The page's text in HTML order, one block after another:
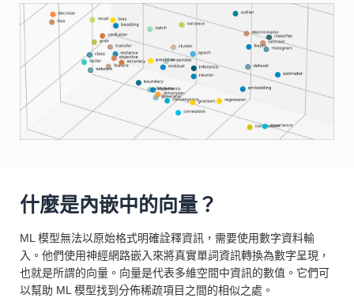
什麼是內嵌中的向量？
ML 模型無法以原始格式明確詮釋資訊，需要使用數字資料輸
入。他們使用神經網路嵌入來將真實單詞資訊轉換為數字呈現，
也就是所謂的向量。向量是代表多維空間中資訊的數值。它們可
以幫助 ML 模型找到分佈稀疏項目之間的相似之處。